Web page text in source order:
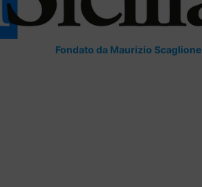
Fondato da Maurizio Scaglione